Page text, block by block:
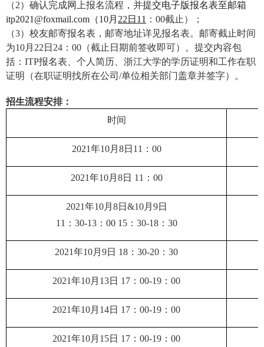
（2）确认完成网上报名流程，并提交电子版报名表至邮箱
itp2021@foxmail.com （10月 22 日 11 ：00截止）
；
（3）校友邮寄报名表，邮寄地址详见报名表。邮寄截止时间
为10月 22 日 24 ： 00 （截止日期前签收即可）。提交内容包
括： ITP报名表、个人简历、浙江大学的学历证明和工作在职
证明（在职证明找所在公司 /单位相关部门盖章并签字）。
招生流程安排：
时间
2021年10月 8日 11 ： 00
2021年10月 8日 11 ： 00
2021年10月 8日 &10月 9日
11 ： 30-13： 00 15： 30-18： 30
2021年10月 9日 18 ： 30-20 ： 30
2021年10月 13日 17 ： 00-19 ： 00
2021年10月 14日 17 ： 00-19 ： 00
2021年10月 15日 17 ： 00-19 ： 00